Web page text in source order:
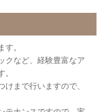
。
クなど、経験豊富なア
まで行いますので、